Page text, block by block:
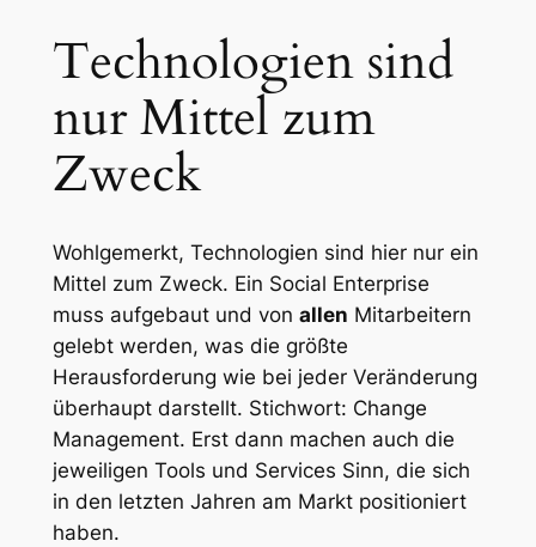
Technologien sind
nur Mittel zum
Zweck
Wohlgemerkt, Technologien sind hier nur ein
Mittel zum Zweck. Ein Social Enterprise
muss aufgebaut und von allen Mitarbeitern
gelebt werden, was die größte
Herausforderung wie bei jeder Veränderung
überhaupt darstellt. Stichwort: Change
Management. Erst dann machen auch die
jeweiligen Tools und Services Sinn, die sich
in den letzten Jahren am Markt positioniert
haben.